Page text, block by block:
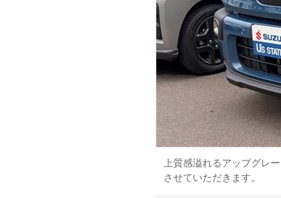
上質感溢れるアップグレ
させていただきます。